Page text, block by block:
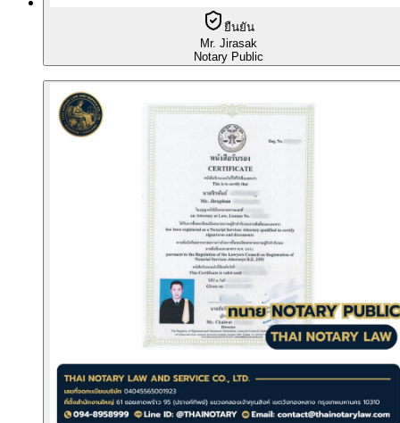
ยืนยัน
Mr. Jirasak
Notary Public